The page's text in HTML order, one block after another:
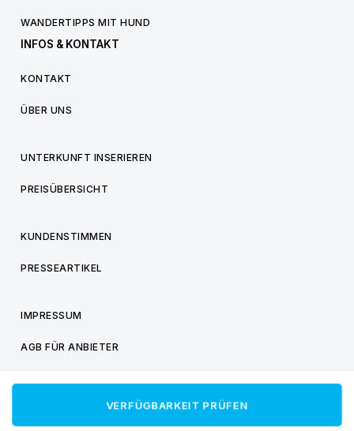
VERFÜGBARKEIT PRÜFEN
WANDERTIPPS MIT HUND
INFOS & KONTAKT
KONTAKT
ÜBER UNS
UNTERKUNFT INSERIEREN
PREISÜBERSICHT
KUNDENSTIMMEN
PRESSEARTIKEL
IMPRESSUM
AGB FÜR ANBIETER